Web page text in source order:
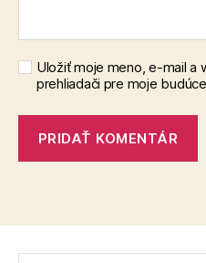
Uložiť moje meno, e-mail
prehliadači pre moje